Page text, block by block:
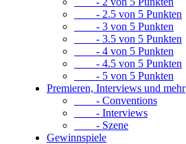
- 2.5 von 5 Punkten
- 3 von 5 Punkten
- 3.5 von 5 Punkten
- 4 von 5 Punkten
- 4.5 von 5 Punkten
- 5 von 5 Punkten
Premieren, Interviews und mehr
- Conventions
- Interviews
- Szene
Gewinnspiele